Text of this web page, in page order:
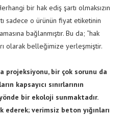
bir hak ediş şartı olmaksızın
sadece o ürünün fiyat etiketinin
bağlanmıştır. Bu da; “hak
olarak belleğimize yerleşmiştir.
projeksiyonu, bir çok sorunu da
kapsayıcı sınırlarının
bir ekoloji sunmaktadır.
verimsiz beton yığınları